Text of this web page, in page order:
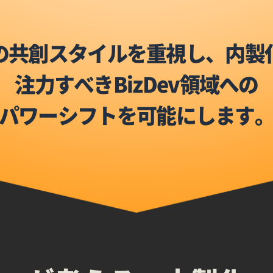
共創スタイルを重視し、内製
注力すべきBizDev領域への
ワーシフトを可能にします